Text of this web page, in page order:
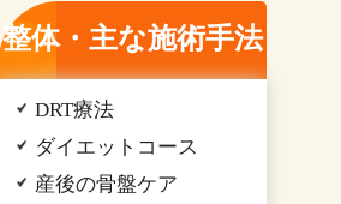
整体・主な施術手法
DRT療法
ダイエットコース
産後の骨盤ケア